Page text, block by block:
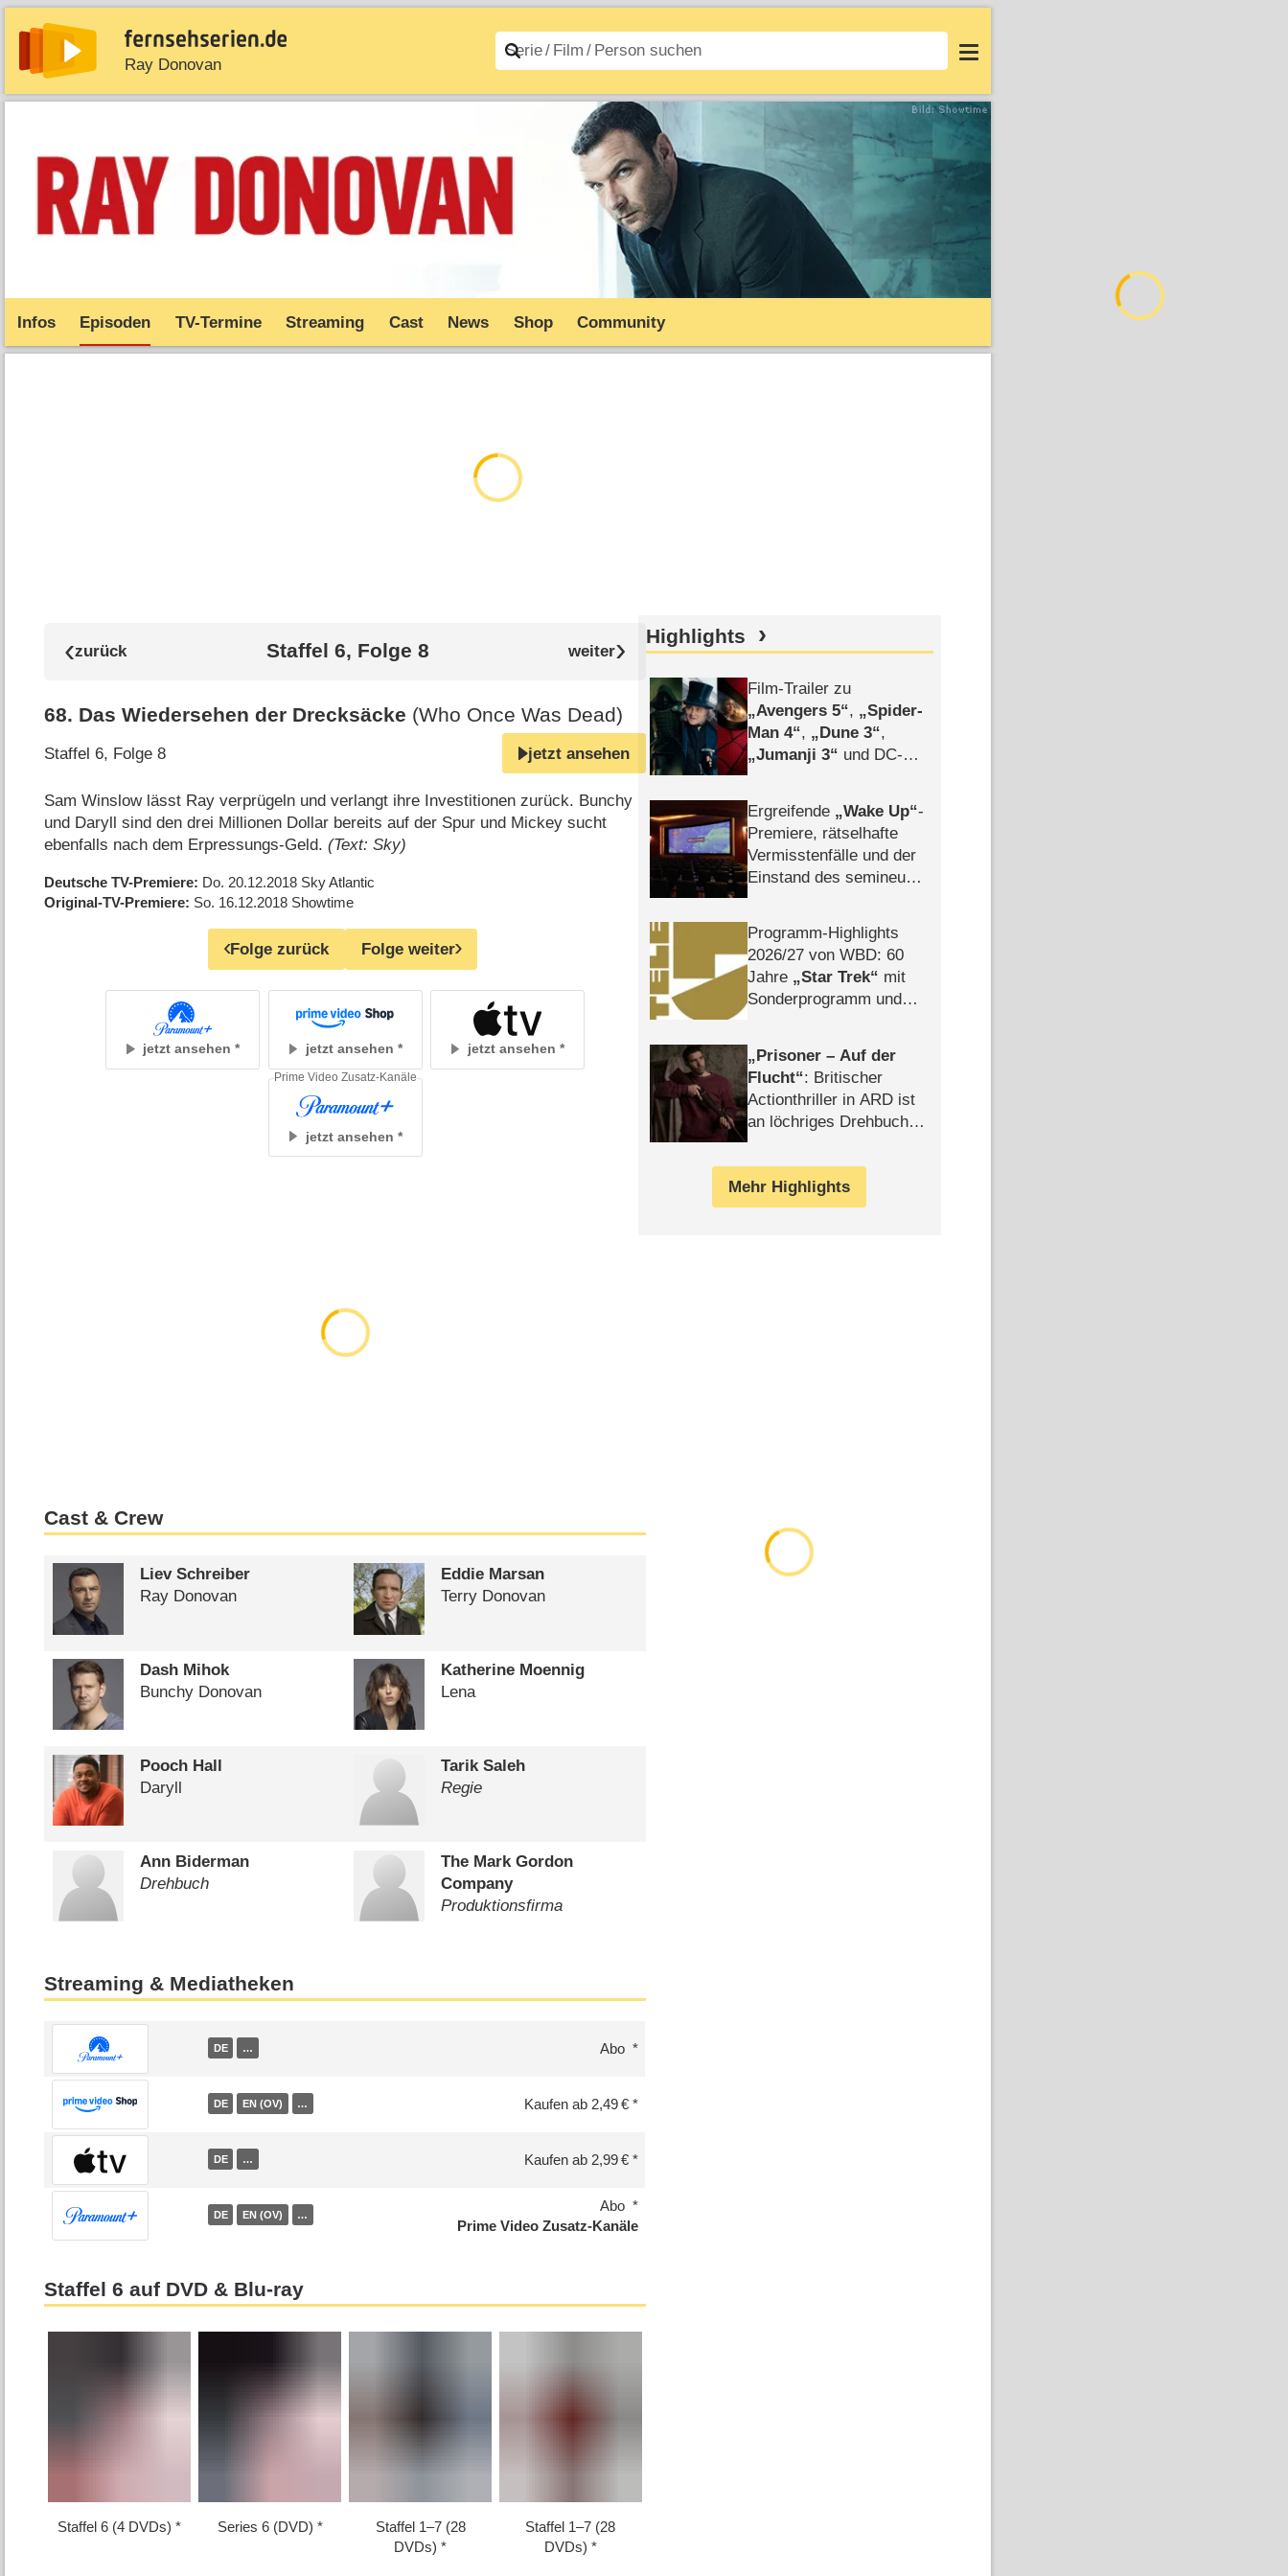
Ray Donovan
News Entdecken Streaming Filme A–Z Login
Infos Episoden TV-Termine Streaming Cast News Shop Community
Staffel 6, Folge 8
68. Das Wiedersehen der Drecksäcke (Who Once Was Dead)
Staffel 6, Folge 8 jetzt ansehen
Sam Winslow lässt Ray verprügeln und verlangt ihre Investitionen zurück. Bunchy
und Daryll sind den drei Millionen Dollar bereits auf der Spur und Mickey sucht
ebenfalls nach dem Erpressungs-Geld.(Text: Sky)
Deutsche TV-Premiere Do. 20.12.2018 Sky Atlantic
Original-TV-Premiere So. 16.12.2018 Showtime
Folge zurück Folge weiter
jetzt ansehen jetzt ansehen jetzt ansehen
jetzt ansehen
Prime Video Zusatz-Kanäle
Cast & Crew
Liev Schreiber
Ray Donovan
Eddie Marsan
Terry Donovan
Dash Mihok
Bunchy Donovan
Katherine Moennig
Lena
Pooch Hall
Daryll
Tarik Saleh
Regie
Ann Biderman
Drehbuch
The Mark Gordon
Company
Produktionsfirma
Streaming & Mediatheken
DE … Abo
DE EN (OV) … Kaufen ab 2,49 €
DE … Kaufen ab 2,99 €
DE EN (OV) …
Abo
Prime Video Zusatz-Kanäle
Staffel 6 auf DVD & Blu-ray
Staffel 6 (4 DVDs) Series 6 (DVD)
Staffel 1⁠–⁠7 (28
DVDs)
Staffel 1⁠–⁠7 (28
DVDs)
Highlights
Film-Trailer zu
Avengers 5 ,
Spider-
Man 4 , Dune 3 ,
Jumanji 3
und DC-
Ergreifende
Wake Up -
Premiere, rätselhafte
Vermisstenfälle und der
Einstand des semineuen
Programm-Highlights
2026/​27 von WBD: 60
Jahre
Star Trek
mit
Sonderprogramm und
Prisoner – Auf der
Flucht : Britischer
Actionthriller in ARD ist
an löchriges Drehbuch
Mehr Highlights